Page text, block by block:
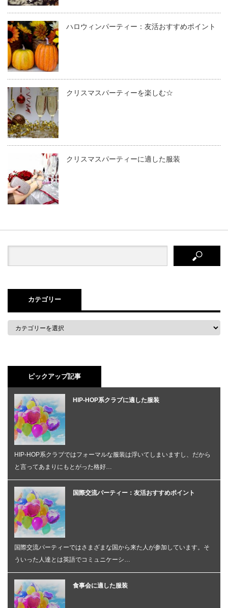
ハロウィンパーティー：友活おすすめポイント
クリスマスパーティーを楽しむ☆
クリスマスパーティーに適した服装
カテゴリー
ピックアップ記事
HIP-HOP系クラブに適した服装
HIP-HOP系クラブではフォーマルな服装は浮いてしまいますし、だから
と言ってあまりにもとがった格好…
国際交流パーティー：友活おすすめポイント
国際交流パーティーではさまざまな国から来た人が参加しています。そ
ういった人達とは英語でコミュニケーシ…
食事会に適した服装